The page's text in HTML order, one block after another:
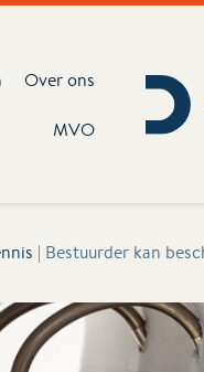
Over ons
MVO
| Bestuurder kan